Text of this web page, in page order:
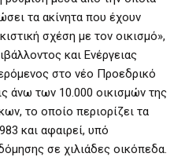
τα ακίνητα που έχουν
σχέση με τον οικισμό»,
και Ενέργειας
στο νέο Προεδρικό
άνω των 10.000 οικισμών της
το οποίο περιορίζει τα
και αφαιρεί, υπό
σε χιλιάδες οικόπεδα.